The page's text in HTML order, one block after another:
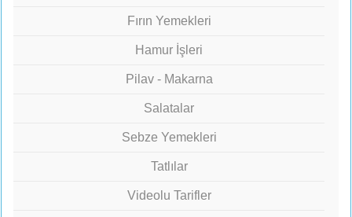
Fırın Yemekleri
Hamur İşleri
Pilav - Makarna
Salatalar
Sebze Yemekleri
Tatlılar
Videolu Tarifler